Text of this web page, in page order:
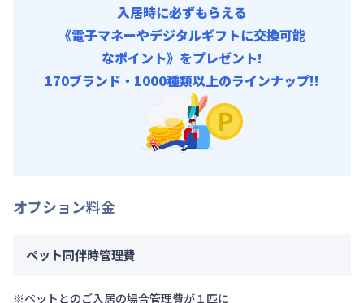
入居時に必ずもらえる
《電子マネーやデジタルギフトに交換可能
なポイント》をプレゼント!
170ブランド・1000種類以上のラインナップ!!
オプション料金
ペット同伴時管理費
※ペットとのご入居の場合管理費が１匹に